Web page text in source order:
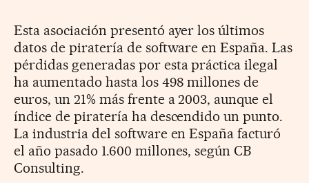
Esta asociación presentó ayer los últimos
datos de piratería de software en España. Las
pérdidas generadas por esta práctica ilegal
ha aumentado hasta los 498 millones de
euros, un 21% más frente a 2003, aunque el
índice de piratería ha descendido un punto.
La industria del software en España facturó
el año pasado 1.600 millones, según CB
Consulting.